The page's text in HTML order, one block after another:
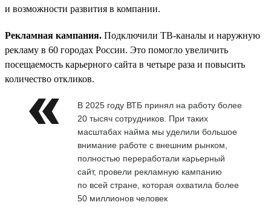
и возможности развития в компании.
Рекламная кампания. Подключили ТВ-каналы и наружную
рекламу в 60 городах России. Это помогло увеличить
посещаемость карьерного сайта в четыре раза и повысить
количество откликов.
В 2025 году ВТБ принял на работу более
20 тысяч сотрудников. При таких
масштабах найма мы уделили большое
внимание работе с внешним рынком,
полностью переработали карьерный
сайт, провели рекламную кампанию
по всей стране, которая охватила более
50 миллионов человек